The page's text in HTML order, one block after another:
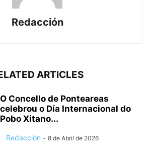
Redacción
ARTICLES
O Concello de Ponteareas
celebrou o Día Internacional do
Pobo Xitano...
Redacción - 8 de Abril de 2026